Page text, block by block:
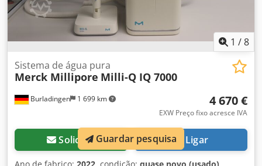
1 /8
Burladingen 1 699 km
Sistema de água pura
Merck Millipore Milli-Q IQ 7000
4 670 €
EXW Preço fixo acresce IVA
Solicitar Ligar
Guardar pesquisa